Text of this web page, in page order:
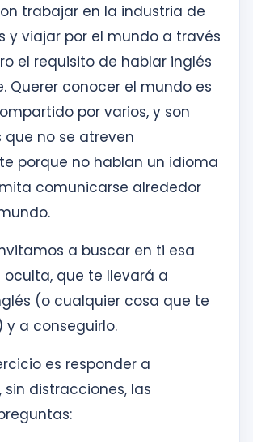
trabajar en la industria de
y viajar por el mundo a través
el requisito de hablar inglés
Querer conocer el mundo es
por varios, y son
que no se atreven
porque no hablan un idioma
comunicarse alrededor
a buscar en ti esa
que te llevará a
(o cualquier cosa que te
y a conseguirlo.
es responder a
distracciones, las